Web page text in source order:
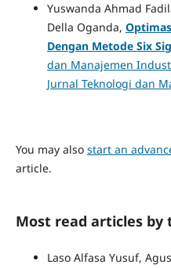
Yuswanda Ahmad
Della Oganda,
Dengan Metode Six
dan Manajemen
Jurnal Teknologi dan
You may also start an
article.
Most read articles by
Laso Alfasa Yusuf,